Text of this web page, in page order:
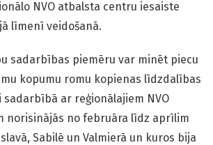
NVO atbalsta centru iesaiste
līmenī veidošanā.
sadarbības piemēru var minēt piecu
kopumu romu kopienas līdzdalības
sadarbībā ar reģionālajiem NVO
norisinājās no februāra līdz aprīlim
Sabilē un Valmierā un kuros bija